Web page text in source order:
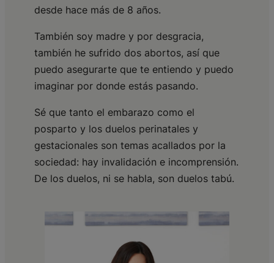
desde hace más de 8 años.
También soy madre y por desgracia,
también he sufrido dos abortos, así que
puedo asegurarte que te entiendo y puedo
imaginar por donde estás pasando.
Sé que tanto el embarazo como el
posparto y los duelos perinatales y
gestacionales son temas acallados por la
sociedad: hay invalidación e incomprensión.
De los duelos, ni se habla, son duelos tabú.